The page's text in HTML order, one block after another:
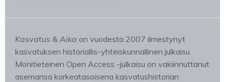
Kasvatus & Aika on vuodesta 2007 ilmestynyt
kasvatuksen historiallis-yhteiskunnallinen julkaisu.
Monitieteinen Open Access -julkaisu on vakiinnuttanut
asemansa korkeatasoisena kasvatushistorian